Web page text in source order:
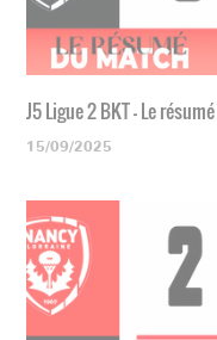
J5 Ligue 2 BKT - Le
15/09/2025